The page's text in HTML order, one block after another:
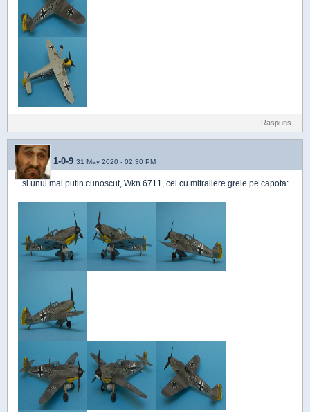
Raspuns
1-0-9 31 May 2020 - 02:30 PM
..si unul mai putin cunoscut, Wkn 6711, cel cu mitraliere grele pe capota: